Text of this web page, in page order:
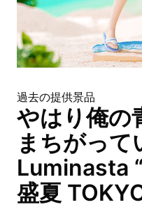
過去の提供景品
やはり俺の
まちがって
Luminasta
盛夏